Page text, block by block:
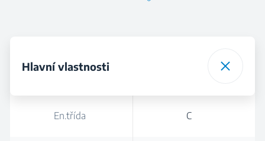
Hlavní vlastnosti
En.třída C